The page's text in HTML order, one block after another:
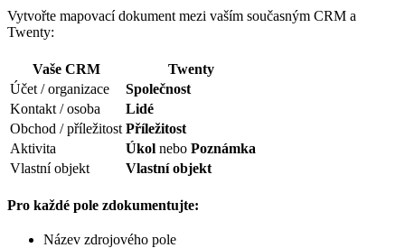
Vytvořte mapovací dokument mezi vaším současným CRM a
Twenty:
Vaše CRM
Twenty
Účet / organizace
Společnost
Kontakt / osoba
Lidé
Obchod / příležitost Příležitost
Aktivita
Úkol nebo Poznámka
Vlastní objekt
Vlastní objekt
Pro každé pole zdokumentujte:
Název zdrojového pole